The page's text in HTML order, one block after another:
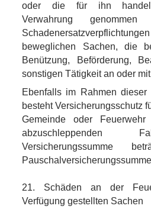
oder die für ihn
Verwahrung
beweglichen Sachen, die
Benützung, Beförderung,
sonstigen Tätigkeit an oder
Ebenfalls im Rahmen dieser
besteht Versicherungsschutz
Gemeinde oder
abzuschleppenden
21. Schäden an der
Verfügung gestellten Sachen